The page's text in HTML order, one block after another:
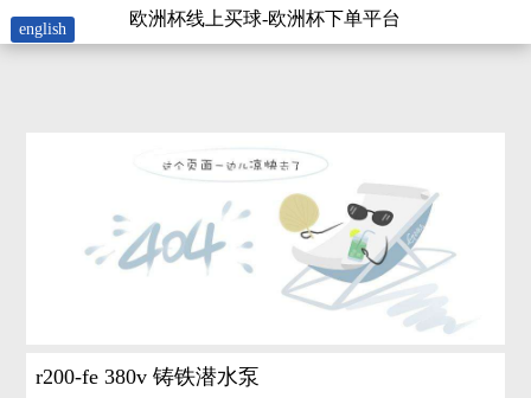
r200-欧洲杯线上买球
english
欧洲杯线上买球-欧洲杯下单平台
r200-fe 380v 铸铁潜水泵